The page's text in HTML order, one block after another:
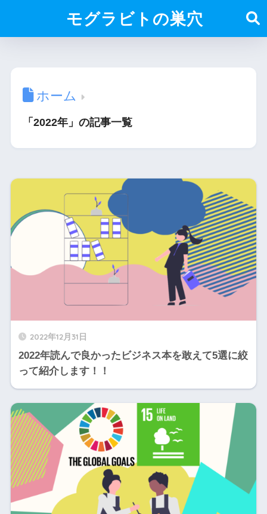
モグラビトの巣穴
ホーム
「2022年」の記事一覧
2022年12月31日
2022年読んで良かったビジネス本を敢えて5選に絞
って紹介します！！